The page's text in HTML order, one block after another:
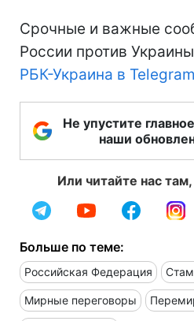
Срочные и важные
России против
РБК-Украина в
Не упустите
наши
Или читайте нас
Больше по теме:
Российская Федерация
Мирные переговоры